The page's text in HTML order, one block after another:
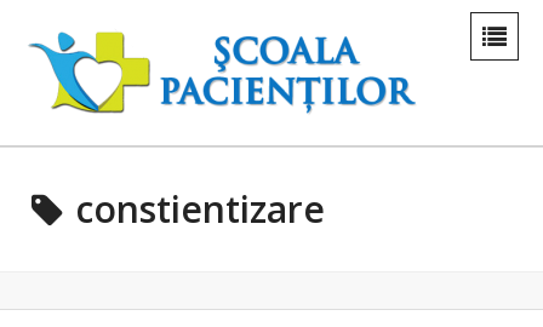
constientizare